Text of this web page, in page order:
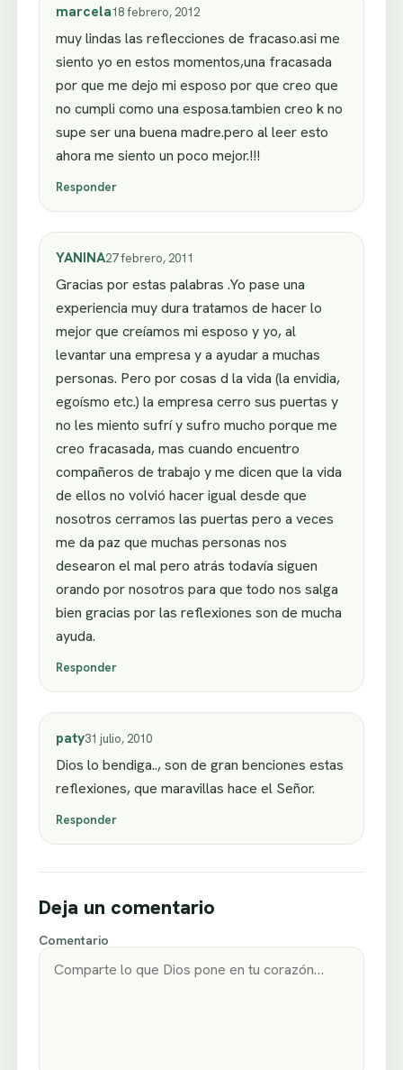
marcela18 febrero, 2012
muy lindas las reflecciones de fracaso.asi me
siento yo en estos momentos,una fracasada
por que me dejo mi esposo por que creo que
no cumpli como una esposa.tambien creo k no
supe ser una buena madre.pero al leer esto
ahora me siento un poco mejor.!!!
Responder
YANINA27 febrero, 2011
Gracias por estas palabras .Yo pase una
experiencia muy dura tratamos de hacer lo
mejor que creíamos mi esposo y yo, al
levantar una empresa y a ayudar a muchas
personas. Pero por cosas d la vida (la envidia,
egoísmo etc.) la empresa cerro sus puertas y
no les miento sufrí y sufro mucho porque me
creo fracasada, mas cuando encuentro
compañeros de trabajo y me dicen que la vida
de ellos no volvió hacer igual desde que
nosotros cerramos las puertas pero a veces
me da paz que muchas personas nos
desearon el mal pero atrás todavía siguen
orando por nosotros para que todo nos salga
bien gracias por las reflexiones son de mucha
ayuda.
Responder
paty31 julio, 2010
Dios lo bendiga.., son de gran benciones estas
reflexiones, que maravillas hace el Señor.
Responder
Deja un comentario
Comentario